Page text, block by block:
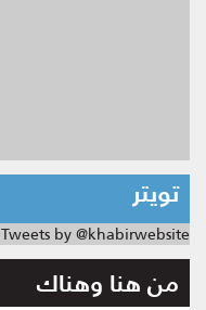
تويتر
Tweets by @khabirwebsite
من هنا وهناك